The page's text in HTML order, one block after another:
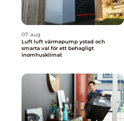
07. aug
Luft luft värmepump ystad och
smarta val för ett behagligt
inomhusklimat